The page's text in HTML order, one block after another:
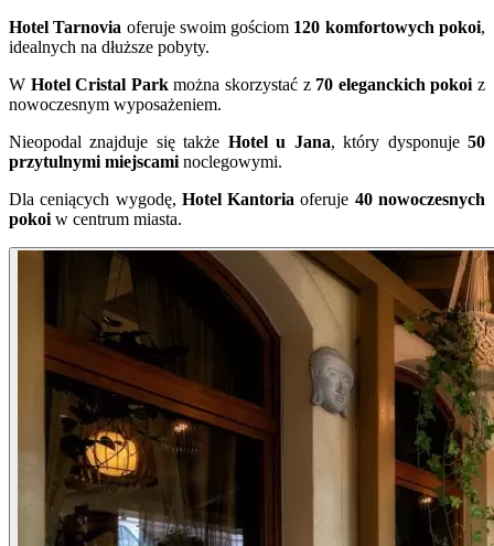
Hotel Tarnovia oferuje swoim gościom 120 komfortowych pokoi,
idealnych na dłuższe pobyty.
W Hotel Cristal Parkmożna skorzystać z 70 eleganckich pokoi z
nowoczesnym wyposażeniem.
Nieopodal znajduje się także Hotel u Jana, który dysponuje50
przytulnymi miejscami noclegowymi.
Dla ceniących wygodę, Hotel Kantoria oferuje 40 nowoczesnych
pokoi w centrum miasta.